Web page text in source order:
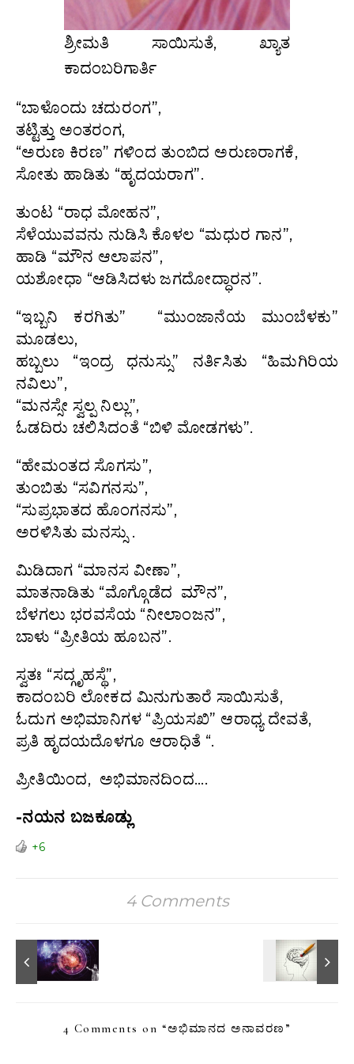
ಶ್ರೀಮತಿ ಸಾಯಿಸುತೆ, ಖ್ಯಾತ
ಕಾದಂಬರಿಗಾರ್ತಿ
“ಬಾಳೊಂದು ಚದುರಂಗ”,
ತಟ್ಟಿತ್ತು ಅಂತರಂಗ,
“ಅರುಣ ಕಿರಣ” ಗಳಿಂದ ತುಂಬಿದ ಅರುಣರಾಗಕೆ,
ಸೋತು ಹಾಡಿತು “ಹೃದಯರಾಗ”.
ತುಂಟ “ರಾಧ ಮೋಹನ”,
ಸೆಳೆಯುವವನು ನುಡಿಸಿ ಕೊಳಲ “ಮಧುರ ಗಾನ”,
ಹಾಡಿ “ಮೌನ ಆಲಾಪನ”,
ಯಶೋಧಾ “ಆಡಿಸಿದಳು ಜಗದೋದ್ಧಾರನ”.
“ಇಬ್ಬನಿ ಕರಗಿತು” “ಮುಂಜಾನೆಯ ಮುಂಬೆಳಕು”
ಮೂಡಲು,
ಹಬ್ಬಲು “ಇಂದ್ರ ಧನುಸ್ಸು” ನರ್ತಿಸಿತು “ಹಿಮಗಿರಿಯ
ನವಿಲು”,
“ಮನಸ್ಸೇ ಸ್ವಲ್ಪ ನಿಲ್ಲು”,
ಓಡದಿರು ಚಲಿಸಿದಂತೆ “ಬಿಳಿ ಮೋಡಗಳು”.
“ಹೇಮಂತದ ಸೊಗಸು”,
ತುಂಬಿತು “ಸವಿಗನಸು”,
“ಸುಪ್ರಭಾತದ ಹೊಂಗನಸು”,
ಅರಳಿಸಿತು ಮನಸ್ಸು .
ಮಿಡಿದಾಗ “ಮಾನಸ ವೀಣಾ”,
ಮಾತನಾಡಿತು “ಮೊಗ್ಗೊಡೆದ ಮೌನ”,
ಬೆಳಗಲು ಭರವಸೆಯ “ನೀಲಾಂಜನ”,
ಬಾಳು “ಪ್ರೀತಿಯ ಹೂಬನ”.
ಸ್ವತಃ “ಸದ್ಗೃಹಸ್ಥೆ”,
ಕಾದಂಬರಿ ಲೋಕದ ಮಿನುಗುತಾರೆ ಸಾಯಿಸುತೆ,
ಓದುಗ ಅಭಿಮಾನಿಗಳ “ಪ್ರಿಯಸಖಿ” ಆರಾಧ್ಯ ದೇವತೆ,
ಪ್ರತಿ ಹೃದಯದೊಳಗೂ ಆರಾಧಿತೆ “.
ಪ್ರೀತಿಯಿಂದ, ಅಭಿಮಾನದಿಂದ….
-ನಯನ ಬಜಕೂಡ್ಲು
+6
4 Comments
4 Comments on “ಅಭಿಮಾನದ ಅನಾವರಣ ”